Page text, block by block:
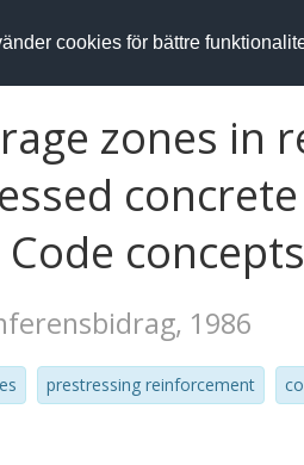
cookies för bättre
zones in
1986
prestressing reinforcement